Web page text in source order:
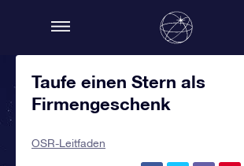
Taufe einen Stern als
Firmengeschenk
OSR-Leitfaden